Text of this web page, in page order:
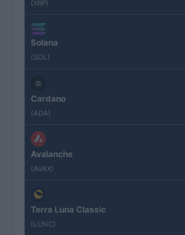
(XRP)
Solana
(SOL)
Cardano
(ADA)
Avalanche
(AVAX)
Terra Luna Classic
(LUNC)